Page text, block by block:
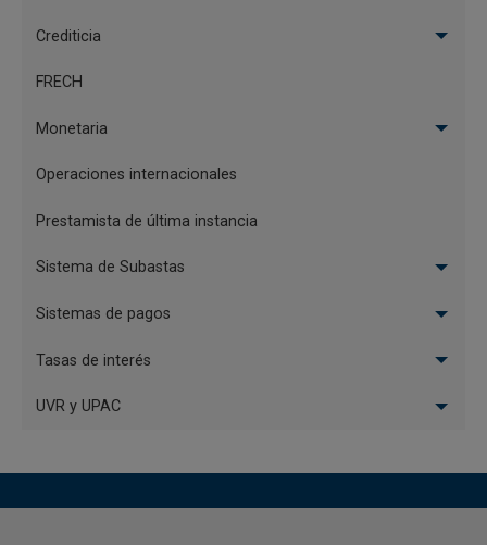
Crediticia
FRECH
Monetaria
Operaciones internacionales
Prestamista de última instancia
Sistema de Subastas
Sistemas de pagos
Tasas de interés
UVR y UPAC